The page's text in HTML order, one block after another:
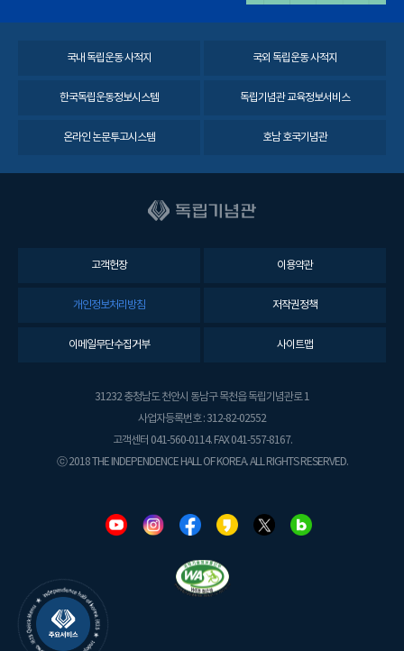
국내 독립운동 사적지 국외 독립운동 사적지
한국독립운동정보시스템 독립기념관 교육정보서비스
온라인 논문투고시스템 호남 호국기념관
고객헌장 이용약관
개인정보처리방침 저작권정책
이메일무단수집거부 사이트맵
31232 충청남도 천안시 동남구 목천읍 독립기념관로 1
사업자등록번호 : 312-82-02552
고객센터 041-560-0114. FAX 041-557-8167.
ⓒ 2018 THE INDEPENDENCE HALL OF KOREA. ALL RIGHTS RESERVED.